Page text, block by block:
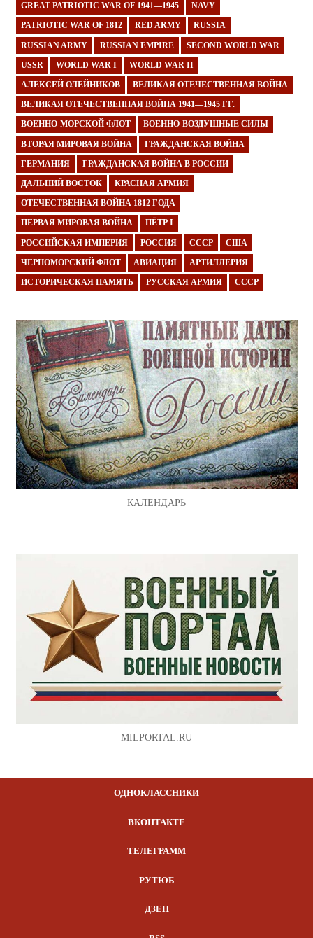
GREAT PATRIOTIC WAR OF 1941—1945 NAVY
PATRIOTIC WAR OF 1812 RED ARMY RUSSIA
RUSSIAN ARMY RUSSIAN EMPIRE SECOND WORLD WAR
USSR WORLD WAR I WORLD WAR II
АЛЕКСЕЙ ОЛЕЙНИКОВ ВЕЛИКАЯ ОТЕЧЕСТВЕННАЯ ВОЙНА
ВЕЛИКАЯ ОТЕЧЕСТВЕННАЯ ВОЙНА 1941—1945 ГГ.
ВОЕННО-МОРСКОЙ ФЛОТ ВОЕННО-ВОЗДУШНЫЕ СИЛЫ
ВТОРАЯ МИРОВАЯ ВОЙНА ГРАЖДАНСКАЯ ВОЙНА
ГЕРМАНИЯ ГРАЖДАНСКАЯ ВОЙНА В РОССИИ
ДАЛЬНИЙ ВОСТОК КРАСНАЯ АРМИЯ
ОТЕЧЕСТВЕННАЯ ВОЙНА 1812 ГОДА
ПЕРВАЯ МИРОВАЯ ВОЙНА ПЁТР I
РОССИЙСКАЯ ИМПЕРИЯ РОССИЯ СССР США
ЧЕРНОМОРСКИЙ ФЛОТ АВИАЦИЯ АРТИЛЛЕРИЯ
ИСТОРИЧЕСКАЯ ПАМЯТЬ РУССКАЯ АРМИЯ СССР
КАЛЕНДАРЬ
MILPORTAL.RU
ОДНОКЛАССНИКИ
ВКОНТАКТЕ
ТЕЛЕГРАММ
РУТЮБ
ДЗЕН